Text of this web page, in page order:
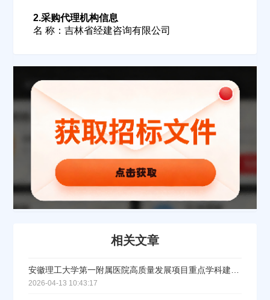
2.采购代理机构信息
名 称：吉林省经建咨询有限公司
相关文章
安徽理工大学第一附属医院高质量发展项目重点学科建设医疗设备（第八批次）采购项目04包
2026-04-13 10:43:17